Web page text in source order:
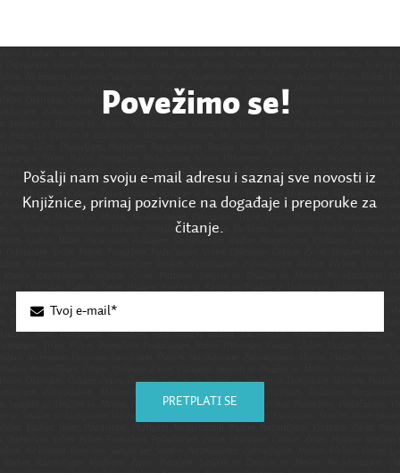
Povežimo se!
Pošalji nam svoju e-mail adresu i saznaj sve novosti iz
Knjižnice, primaj pozivnice na događaje i preporuke za
čitanje.
PRETPLATI SE